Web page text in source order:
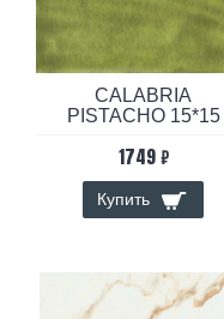
CALABRIA
PISTACHO 15*15
1749 ₽
Купить